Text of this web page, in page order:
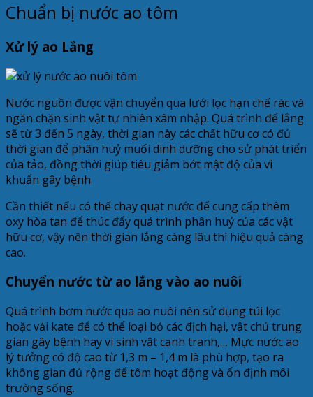
Chuẩn bị nước ao tôm
Xử lý ao Lắng
Nước nguồn được vận chuyển qua lưới lọc hạn chế rác và
ngăn chặn sinh vật tự nhiên xâm nhập. Quá trình để lắng
sẽ từ 3 đến 5 ngày, thời gian này các chất hữu cơ có đủ
thời gian để phân huỷ muối dinh dưỡng cho sử phát triển
của tảo, đồng thời giúp tiêu giảm bớt mật độ của vi
khuẩn gây bệnh.
Cần thiết nếu có thể chạy quạt nước để cung cấp thêm
oxy hòa tan để thúc đẩy quá trình phân huỷ của các vật
hữu cơ, vậy nên thời gian lắng càng lâu thì hiệu quả càng
cao.
Chuyển nước từ ao lắng vào ao nuôi
Quá trình bơm nước qua ao nuôi nên sử dụng túi lọc
hoặc vải kate để có thể loại bỏ các địch hại, vật chủ trung
gian gây bệnh hay vi sinh vật cạnh tranh,… Mực nước ao
lý tưởng có độ cao từ 1,3 m – 1,4 m là phù hợp, tạo ra
không gian đủ rộng để tôm hoạt động và ổn định môi
trường sống.